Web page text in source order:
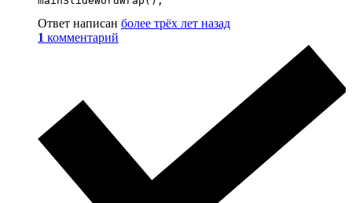
Ответ написан более трёх лет назад
1 комментарий